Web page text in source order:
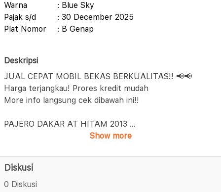
Warna
: Blue Sky
Pajak s/d
: 30 December 2025
Plat Nomor
: B Genap
Deskripsi
JUAL CEPAT MOBIL BEKAS BERKUALITAS!! 📢📢
Harga terjangkau! Prores kredit mudah
More info langsung cek dibawah ini!!
PAJERO DAKAR AT HITAM 2013 ...
Show more
Diskusi
0 Diskusi